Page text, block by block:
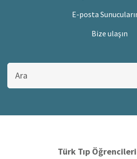
E-posta
Bize ulaşın
Bu
sitede
ara
Türk Tıp